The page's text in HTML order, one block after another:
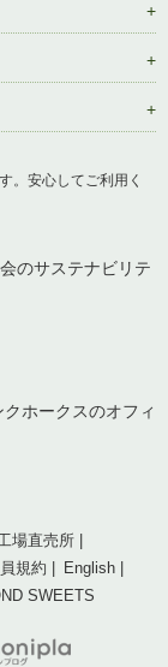
。安心してご利用く
のサステナビリテ
ホークスのオフィ
場直売所
規約
English
SWEETS